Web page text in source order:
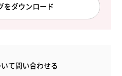
をダウンロード
て問い合わせる